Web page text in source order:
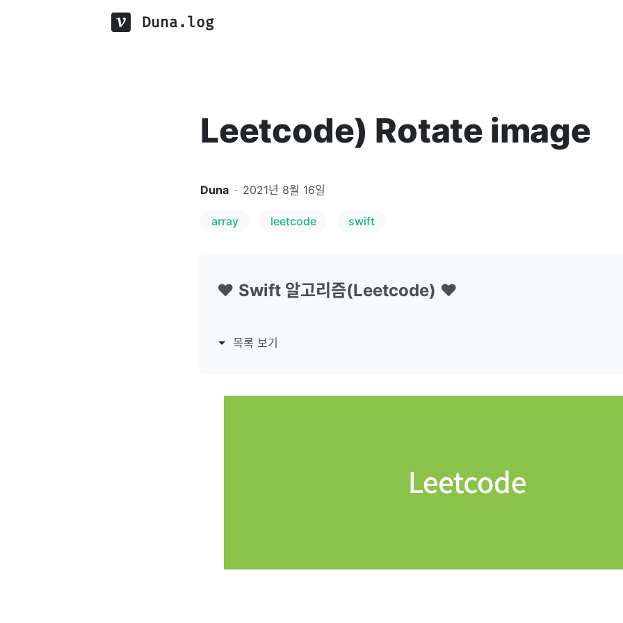
Duna.log
Leetcode) Rotate image
Duna · 2021년 8월 16일
array leetcode swift
❤️ Swift 알고리즘(Leetcode) ❤️
목록 보기